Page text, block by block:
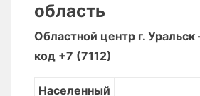
область
Областной центр г.
код +7 (7112)
Населенный